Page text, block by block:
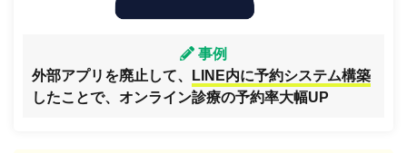
事例
外部アプリを廃止して、
LINE内に予約システム構築
したことで、オンライン診療の予約率大幅UP